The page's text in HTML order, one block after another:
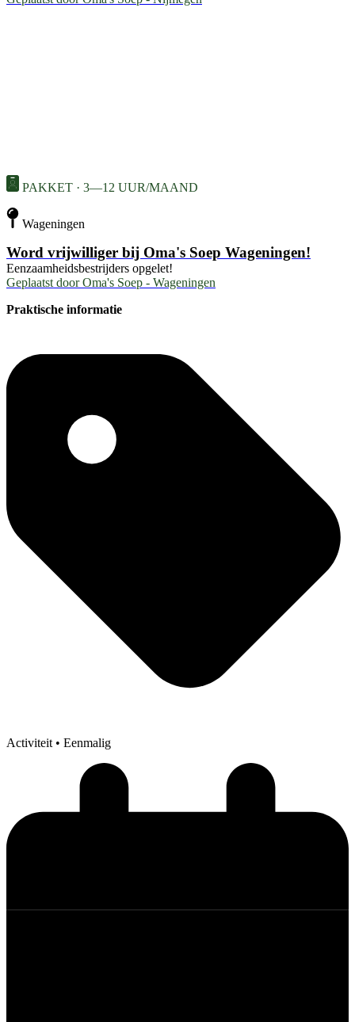
PAKKET · 3—12 UUR/MAAND
Wageningen
Word vrijwilliger bij Oma's Soep Wageningen!
Eenzaamheidsbestrijders opgelet!
Geplaatst door Oma's Soep - Wageningen
Praktische informatie
Activiteit • Eenmalig